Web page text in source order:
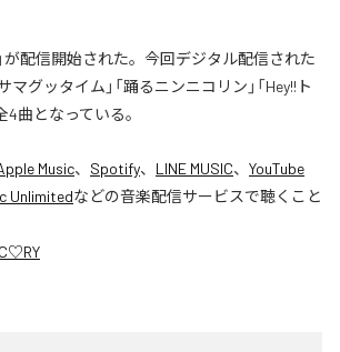
が配信開始された。今回デジタル配信された
マグッタイム」「踊るニンニコリン」「Hey!!ト
曲となっている。
Music、 Spotify、 LINE MUSIC、 YouTube
Unlimitedなどの音楽配信サービスで聴くこと